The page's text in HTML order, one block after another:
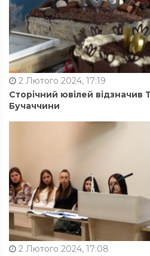
2 Лютого 2024, 17:19
Сторічний ювілей
Бучаччини
2 Лютого 2024, 17:08